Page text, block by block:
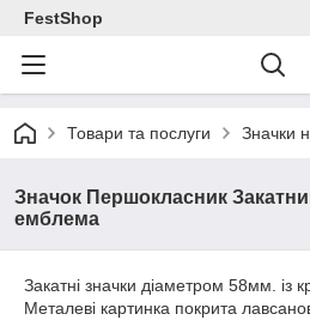
FestShop
Товари та послуги Значки
Значок Першокласник
емблема
Закатні значки діаметром 58мм. із
Металеві картинка покрита